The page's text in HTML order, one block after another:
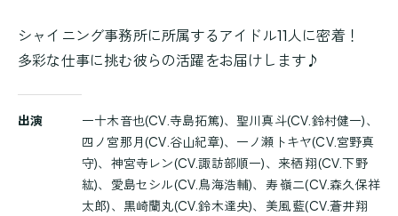
シャイニング事務所に所属するアイドル11人に密着！
多彩な仕事に挑む彼らの活躍をお届けします♪
品
出演
一十木音也(CV.寺島拓篤)、聖川真斗(CV.鈴村健一)、
四ノ宮那月(CV.谷山紀章)、一ノ瀬トキヤ(CV.宮野真
守)、神宮寺レン(CV.諏訪部順一)、来栖 翔(CV.下野
紘)、愛島セシル(CV.鳥海浩輔)、寿 嶺二(CV.森久保祥
太郎)、黒崎蘭丸(CV.鈴木達央)、美風 藍(CV.蒼井翔